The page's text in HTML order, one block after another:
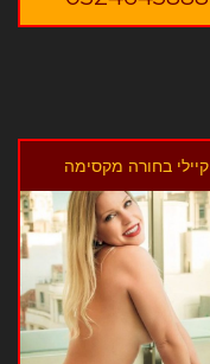
קיילי בחורה מקסימה